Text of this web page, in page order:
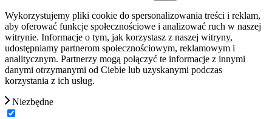
Wykorzystujemy pliki cookie do spersonalizowania treści i reklam,
aby oferować funkcje społecznościowe i analizować ruch w naszej
witrynie. Informacje o tym, jak korzystasz z naszej witryny,
udostępniamy partnerom społecznościowym, reklamowym i
analitycznym. Partnerzy mogą połączyć te informacje z innymi
danymi otrzymanymi od Ciebie lub uzyskanymi podczas
korzystania z ich usług.
Niezbędne